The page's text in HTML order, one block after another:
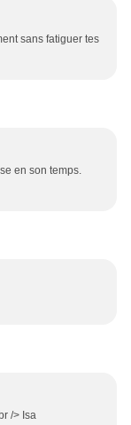
sans fatiguer tes
en son temps.
/> Isa